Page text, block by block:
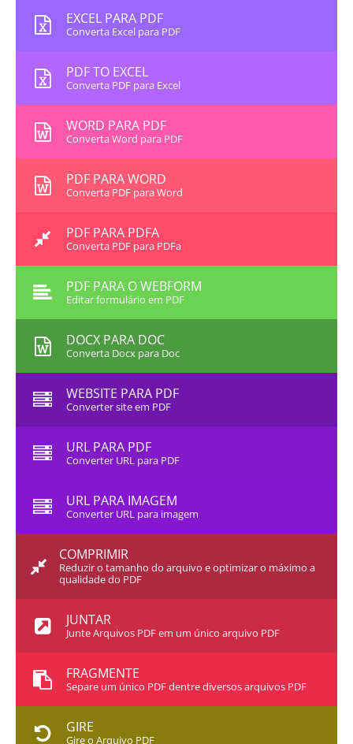
EXCEL PARA PDF
Converta Excel para PDF
PDF TO EXCEL
Converta PDF para Excel
WORD PARA PDF
Converta Word para PDF
PDF PARA WORD
Converta PDF para Word
PDF PARA PDFA
Converta PDF para PDFa
PDF PARA O WEBFORM
Editar formulário em PDF
DOCX PARA DOC
Converta Docx para Doc
WEBSITE PARA PDF
Converter site em PDF
URL PARA PDF
Converter URL para PDF
URL PARA IMAGEM
Converter URL para imagem
COMPRIMIR
Reduzir o tamanho do arquivo e optimizar o máximo a
qualidade do PDF
JUNTAR
Junte Arquivos PDF em um único arquivo PDF
FRAGMENTE
Separe um único PDF dentre diversos arquivos PDF
GIRE
Gire o Arquivo PDF